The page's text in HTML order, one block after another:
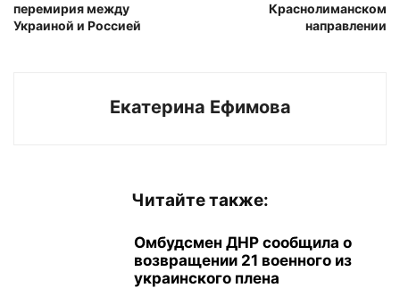
перемирия между
Украиной и Россией
Краснолиманском
направлении
Екатерина Ефимова
Читайте также:
Омбудсмен ДНР сообщила о
возвращении 21 военного из
украинского плена